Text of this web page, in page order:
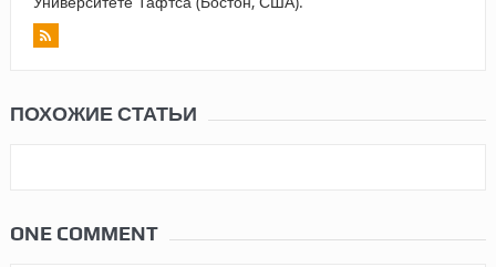
ПОХОЖИЕ СТАТЬИ
ONE COMMENT